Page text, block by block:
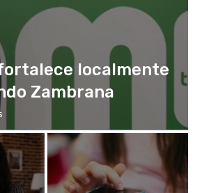
localmente
Zambrana